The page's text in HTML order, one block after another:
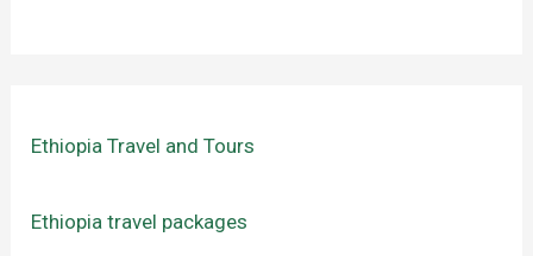
Ethiopia Travel and Tours
Ethiopia travel packages